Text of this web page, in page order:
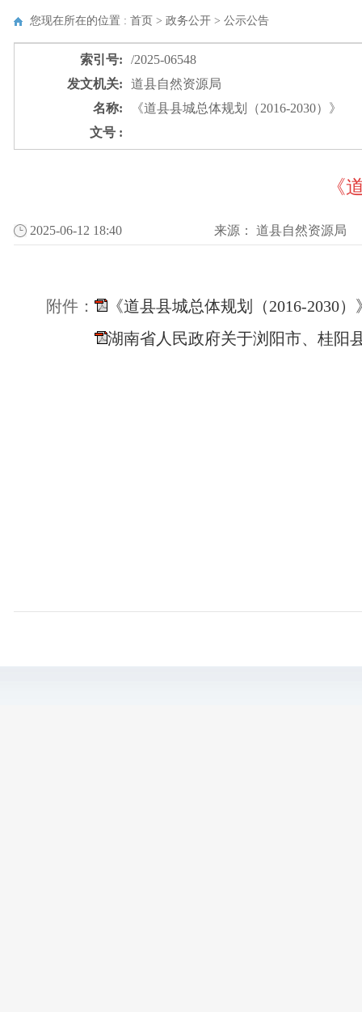
您现在所在的位置 : 首页 > 政务公开 > 公示公告
索引号:
/2025-06548
发文机关:
道县自然资源局
名称:
《道县县城总体规划（2016-2030）》
文号 :
《
2025-06-12 18:40 来源： 道县自然资源局
附件：
《道县县城总体规划（2016-2030
湖南省人民政府关于浏阳市、桂阳